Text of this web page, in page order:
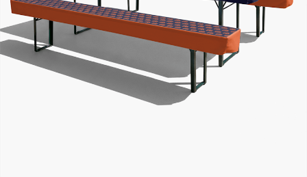
och
piltangenterna
panorera